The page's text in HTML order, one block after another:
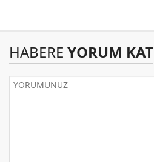
HABERE YORUM KAT